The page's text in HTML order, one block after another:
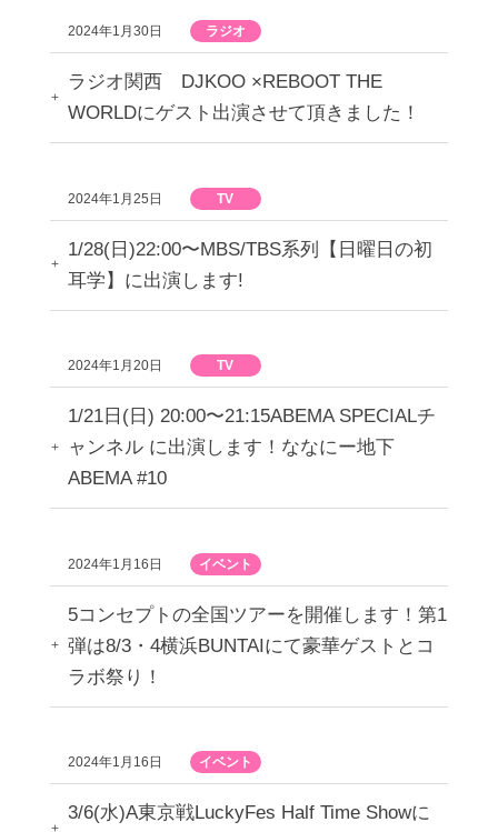
2024年1月30日 ラジオ
ラジオ関西 DJKOO ×REBOOT THE
WORLDにゲスト出演させて頂きました！
2024年1月25日 TV
1/28(日)22:00〜MBS/TBS系列【日曜日の初
耳学】に出演します!
2024年1月20日 TV
1/21日(日) 20:00〜21:15ABEMA SPECIALチ
ャンネル に出演します！ななにー地下
ABEMA #10
2024年1月16日 イベント
5コンセプトの全国ツアーを開催します！第1
弾は8/3・4横浜BUNTAIにて豪華ゲストとコ
ラボ祭り！
2024年1月16日 イベント
3/6(水)A東京戦LuckyFes Half Time Showに